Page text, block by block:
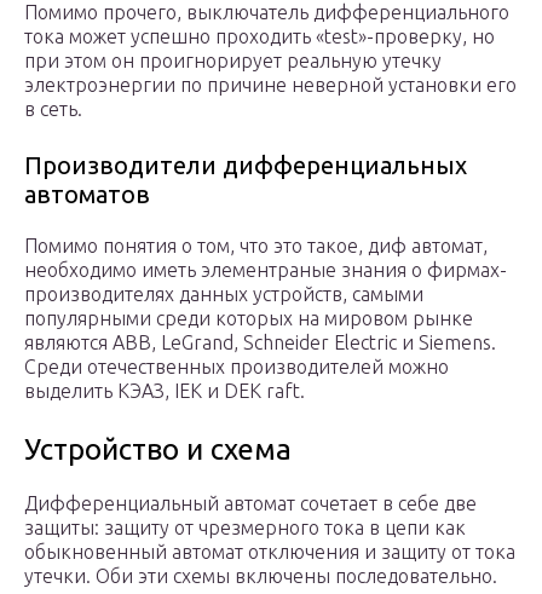
Помимо прочего, выключатель дифференциального
тока может успешно проходить «test»-проверку, но
при этом он проигнорирует реальную утечку
электроэнергии по причине неверной установки его
в сеть.
Производители дифференциальных
автоматов
Помимо понятия о том, что это такое, диф автомат,
необходимо иметь элементраные знания о фирмах-
производителях данных устройств, самыми
популярными среди которых на мировом рынке
являются ABB, LeGrand, Schneider Electric и Siemens.
Среди отечественных производителей можно
выделить КЭАЗ, IEK и DEK raft.
Устройство и схема
Дифференциальный автомат сочетает в себе две
защиты: защиту от чрезмерного тока в цепи как
обыкновенный автомат отключения и защиту от тока
утечки. Оби эти схемы включены последовательно.